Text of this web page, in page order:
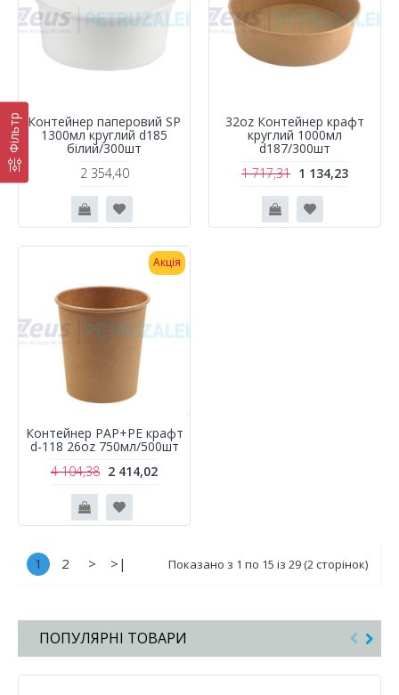
Фільтр Контейнер паперовий SP
1300мл круглий d185
білий/300шт
2 354,40
32oz Контейнер крафт
круглий 1000мл
d187/300шт
1 717,31 1 134,23
Акція
Контейнер PAP+PE крафт
d-118 26oz 750мл/500шт
4 104,38 2 414,02
1 2 > >| Показано з 1 по 15 із 29 (2 сторінок)
ПОПУЛЯРНІ ТОВАРИ